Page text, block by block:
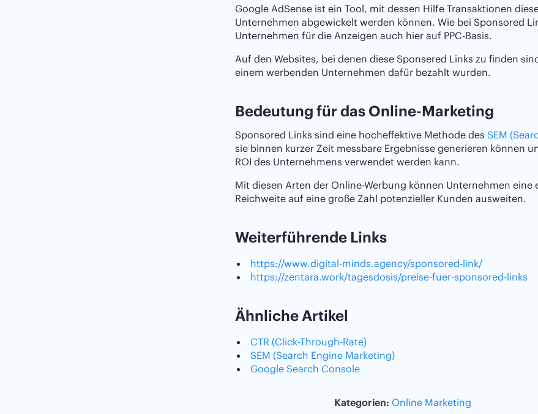
Google AdSense ist ein Tool, mit dessen Hilfe Transaktionen
Unternehmen abgewickelt werden können. Wie bei Sponsored
Unternehmen für die Anzeigen auch hier auf PPC-Basis.
Auf den Websites, bei denen diese Sponsered Links zu finden
einem werbenden Unternehmen dafür bezahlt wurden.
Bedeutung für das Online-Marketing
Sponsored Links sind eine hocheffektive Methode des SEM
sie binnen kurzer Zeit messbare Ergebnisse generieren können
ROI des Unternehmens verwendet werden kann.
Mit diesen Arten der Online-Werbung können Unternehmen
Reichweite auf eine große Zahl potenzieller Kunden ausweiten.
Weiterführende Links
https://www.digital-minds.agency/sponsored-link/
https://zentara.work/tagesdosis/preise-fuer-sponsored-links
Ähnliche Artikel
CTR (Click-Through-Rate)
SEM (Search Engine Marketing)
Google Search Console
Kategorien: Online Marketing